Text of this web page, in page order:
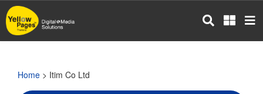
Skip
to
main
Home > Itim Co Ltd